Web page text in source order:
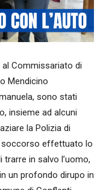
Commissariato di
Mendicino
sono stati
insieme ad alcuni
la Polizia di
soccorso effettuato lo
in salvo l’uomo,
un profondo dirupo in